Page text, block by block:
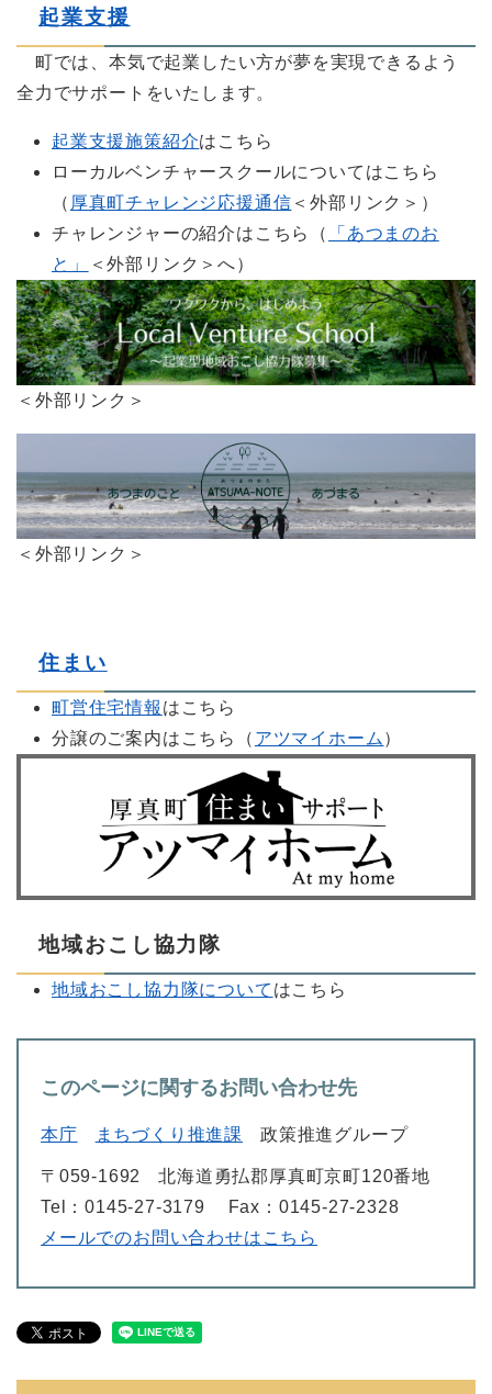
起業支援
町では、本気で起業したい方が夢を実現できるよう
全力でサポートをいたします。
起業支援施策紹介はこちら
ローカルベンチャースクールについてはこちら
（ 厚真町チャレンジ応援通信 ＜外部リンク＞ ）
チャレンジャーの紹介はこちら（
「あつまのお
と」
＜外部リンク＞へ）
＜外部リンク＞
＜外部リンク＞
住まい
町営住宅情報 はこちら
分譲のご案内はこちら（ アツマイホーム ）
地域おこし協力隊
地域おこし協力隊について はこちら
このページに関するお問い合わせ先
本庁 まちづくり推進課 政策推進グループ
〒059-1692
北海道勇払郡厚真町京町120番地
Tel：0145-27-3179
Fax：0145-27-2328
メールでのお問い合わせはこちら